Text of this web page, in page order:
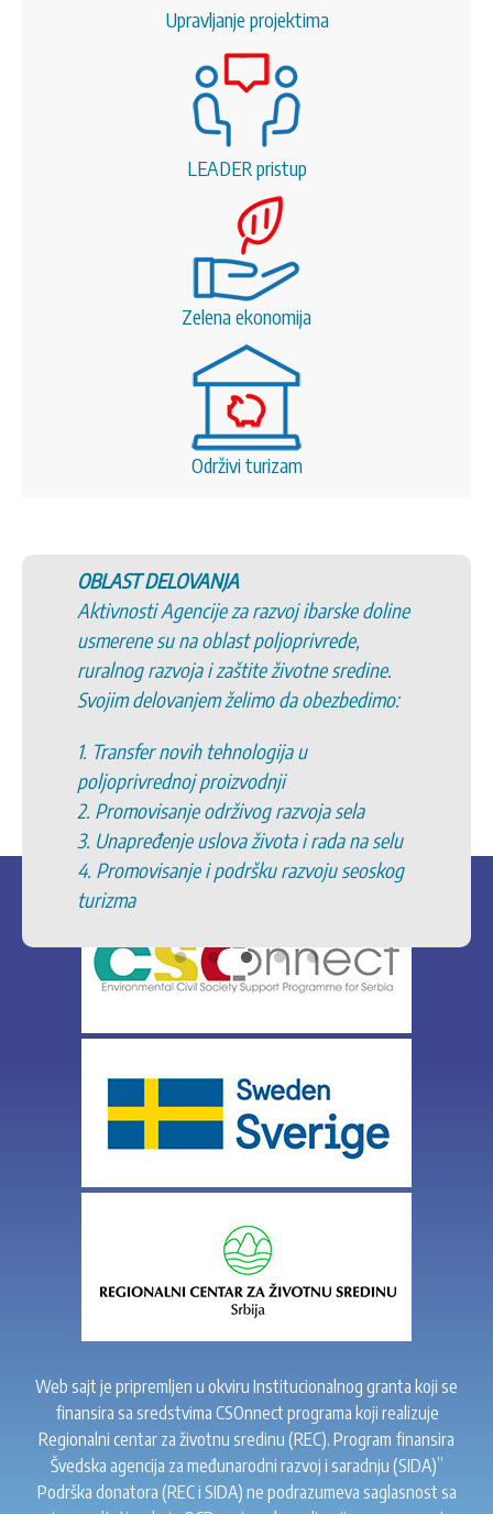
Upravljanje projektima
LEADER pristup
Zelena ekonomija
Održivi turizam
OBLAST DELOVANJA
Aktivnosti Agencije za razvoj ibarske doline
usmerene su na oblast poljoprivrede,
ruralnog razvoja i zaštite životne sredine.
Svojim delovanjem želimo da obezbedimo:
1. Transfer novih tehnologija u
poljoprivrednoj proizvodnji
2. Promovisanje održivog razvoja sela
3. Unapređenje uslova života i rada na selu
4. Promovisanje i podršku razvoju seoskog
turizma
Web sajt je pripremljen u okviru Institucionalnog granta koji se
finansira sa sredstvima CSOnnect programa koji realizuje
Regionalni centar za životnu sredinu (REC). Program finansira
Švedska agencija za međunarodni razvoj i saradnju (SIDA)”
Podrška donatora (REC i SIDA) ne podrazumeva saglasnost sa